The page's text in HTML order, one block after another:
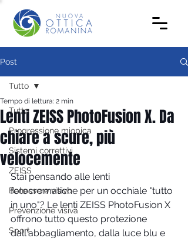
Post
Tutto
Progressione miopica
Sistemi correttivi
ZEISS
Benessere visivo
Prevenzione visiva
Sport
Tutto
Lenti ZEISS PhotoFusion X. Da
chiare a scure, più
velocemente
Tempo di lettura: 2 min
Stai pensando alle lenti
fotocromatiche per un occhiale "tutto
in uno"? Le lenti ZEISS PhotoFusion X
offrono tutto questo protezione
dall'abbagliamento, dalla luce blu e